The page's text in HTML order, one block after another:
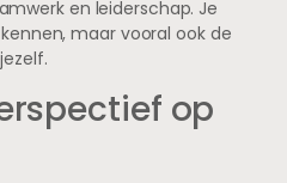
en leiderschap. Je
maar vooral ook de
op